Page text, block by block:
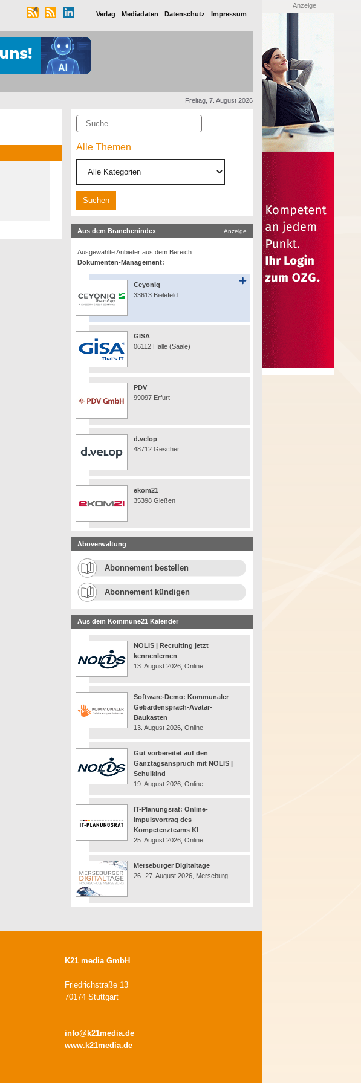
Verlag Mediadaten Datenschutz Impressum
Freitag, 7. August 2026
Suche
Alle Themen
Aus dem Branchenindex Anzeige
Ausgewählte Anbieter aus dem Bereich
Dokumenten-Management:
Ceyoniq
33613 Bielefeld
GISA
06112 Halle (Saale)
PDV
99097 Erfurt
d.velop
48712 Gescher
ekom21
35398 Gießen
Aboverwaltung
Abonnement bestellen
Abonnement kündigen
Aus dem Kommune21 Kalender
NOLIS | Recruiting jetzt
kennenlernen
13. August 2026, Online
Software-Demo: Kommunaler
Gebärdensprach-Avatar-
Baukasten
13. August 2026, Online
Gut vorbereitet auf den
Ganztagsanspruch mit NOLIS |
Schulkind
19. August 2026, Online
IT-Planungsrat: Online-
Impulsvortrag des
Kompetenzteams KI
25. August 2026, Online
Merseburger Digitaltage
26.-27. August 2026, Merseburg
Anzeige
K21 media GmbH
Friedrichstraße 13
70174 Stuttgart
info@k21media.de
www.k21media.de